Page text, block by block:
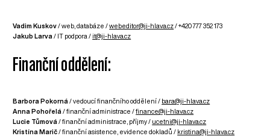
Vadim Kuskov / web, databáze /webeditor@ji-hlava.cz / +420 777 352 173
Jakub Larva / IT podpora / it@ji-hlava.cz
Finanční oddělení:
Barbora Pokorná / vedoucí finančního oddělení / bara@ji-hlava.cz
Anna Pohořelá / finanční administrace /finance@ji-hlava.cz
Lucie Tůmová / finanční administrace, příjmy / ucetni@ji-hlava.cz
Kristína Marič/ finanční asistence, evidence dokladů / kristina@ji-hlava.cz